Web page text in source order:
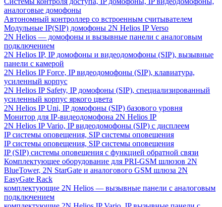
аналоговые домофоны
Автономный контроллер со встроенным считывателем
Модульные IP(SIP) домофоны 2N Helios IP Verso
2N Helios — домофоны и вызывные панели с аналоговым
подключением
2N Helios IP, IP домофоны и видеодомофоны (SIP), вызывные
панели с камерой
2N Helios IP Force, IP видеодомофоны (SIP), клавиатура,
усиленный корпус
2N Helios IP Safety, IP домофоны (SIP), специализированный
усиленный корпус яркого цвета
2N Helios IP Uni, IP домофоны (SIP) базового уровня
Монитор для IP-видеодомофона 2N Helios IP
2N Helios IP Vario, IP видеодомофоны (SIP) с дисплеем
IP системы оповещения, SIP системы оповещения
IP системы оповещения, SIP системы оповещения
IP (SIP) системы оповещения с функцией обратной связи
Комплектующее оборудование для PRI-GSM шлюзов 2N
BlueTower, 2N StarGate и аналогового GSM шлюза 2N
EasyGate Rack
комплектующие 2N Helios — вызывные панели с аналоговым
подключением